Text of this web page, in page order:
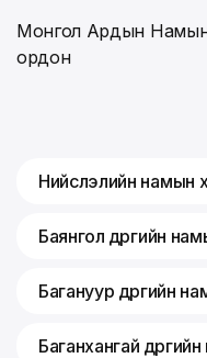
Монгол Ардын Намын
ордон
Нийслэлийн намын
Баянгол дүүргийн
Багануур дүүргийн
Баганхангай